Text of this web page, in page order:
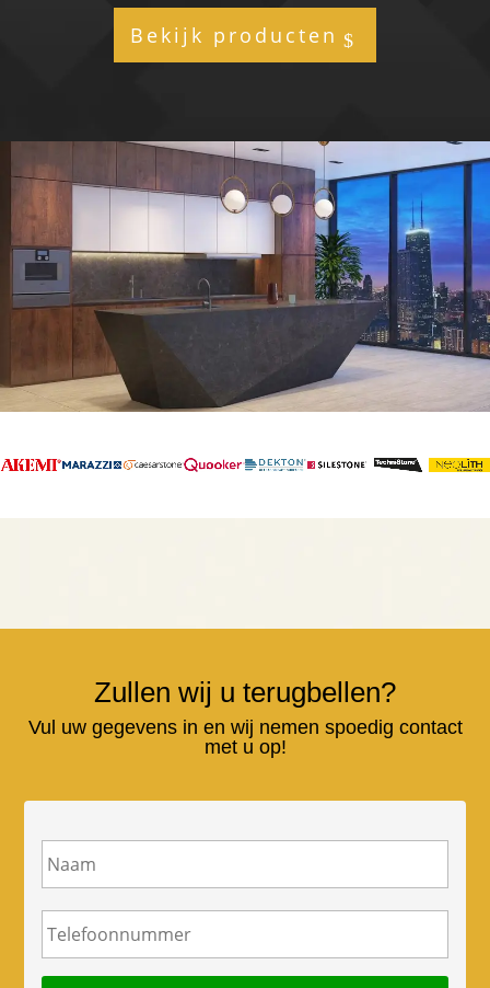
Bekijk producten
Zullen wij u terugbellen?
Vul uw gegevens in en wij nemen spoedig contact
met u op!
N
a
a
T
e
l
e